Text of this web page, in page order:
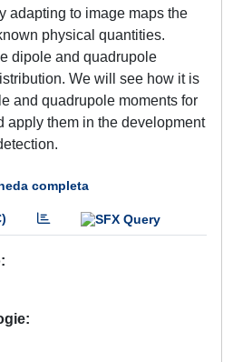
adapting to image maps the
physical quantities.
dipole and quadrupole
We will see how it is
and quadrupole moments for
apply them in the development
completa